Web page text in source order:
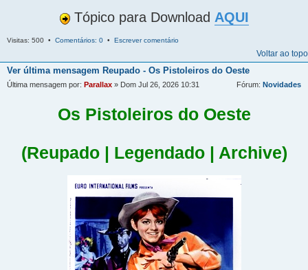
Tópico para Download AQUI
Visitas: 500 • Comentários: 0 • Escrever comentário
Voltar ao topo
Ver última mensagem Reupado - Os Pistoleiros do Oeste
Última mensagem por: Parallax » Dom Jul 26, 2026 10:31 Fórum: Novidades
Os Pistoleiros do Oeste
(Reupado | Legendado | Archive)